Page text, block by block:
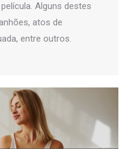
Alguns destes
atos de
entre outros.